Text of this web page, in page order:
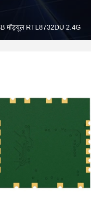
मॉड्यूल RTL8732DU 2.4G